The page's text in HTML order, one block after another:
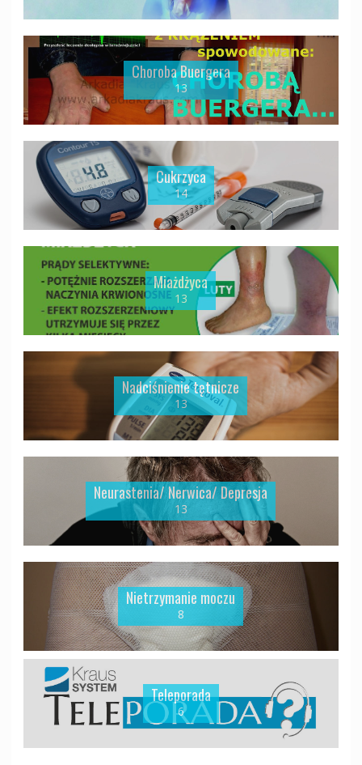
Choroba Buergera
13
Cukrzyca
14
Miażdżyca
13
Nadciśnienie tętnicze
13
Neurastenia/ Nerwica/ Depresja
13
Nietrzymanie moczu
8
Teleporada
6